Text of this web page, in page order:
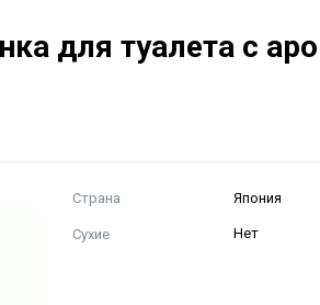
для туалета с
Страна Япония
Сухие Нет